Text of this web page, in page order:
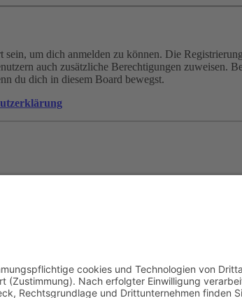
sein, um dich anmelden zu können. Die
auch zusätzliche Berechtigungen zuweisen.
du dich in diesem Board bewegst.
© phpBB Limited